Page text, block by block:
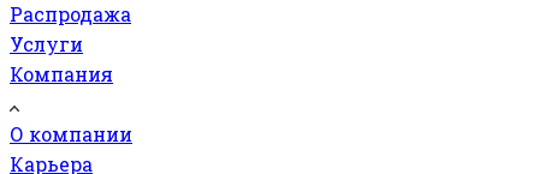
Распродажа
Услуги
Компания
О компании
Карьера